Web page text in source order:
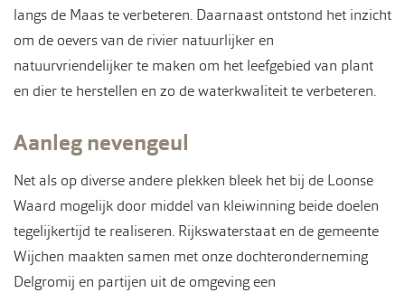
langs de Maas te verbeteren. Daarnaast ontstond het inzicht
om de oevers van de rivier natuurlijker en
natuurvriendelijker te maken om het leefgebied van plant
en dier te herstellen en zo de waterkwaliteit te verbeteren.
Aanleg nevengeul
Net als op diverse andere plekken bleek het bij de Loonse
Waard mogelijk door middel van kleiwinning beide doelen
tegelijkertijd te realiseren. Rijkswaterstaat en de gemeente
Wijchen maakten samen met onze dochteronderneming
Delgromij en partijen uit de omgeving een